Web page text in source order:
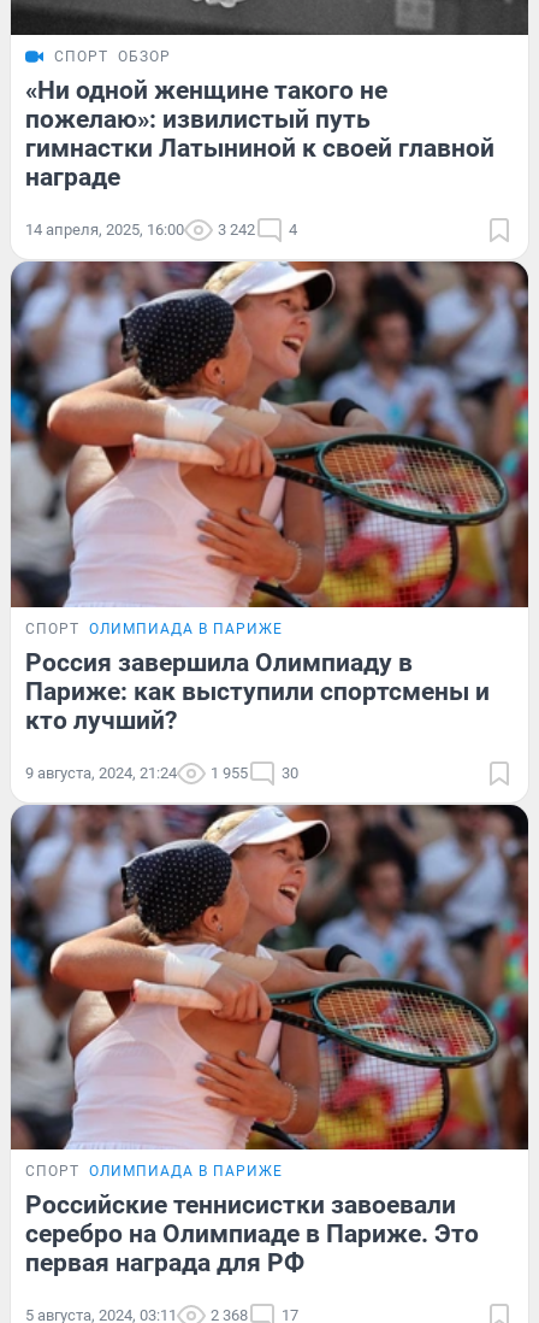
СПОРТ ОБЗОР
«Ни одной женщине такого не
пожелаю»: извилистый путь
гимнастки Латыниной к своей главной
награде
14 апреля, 2025, 16:00 3 242 4
СПОРТ ОЛИМПИАДА В ПАРИЖЕ
Россия завершила Олимпиаду в
Париже: как выступили спортсмены и
кто лучший?
9 августа, 2024, 21:24 1 955 30
СПОРТ ОЛИМПИАДА В ПАРИЖЕ
Российские теннисистки завоевали
серебро на Олимпиаде в Париже. Это
первая награда для РФ
5 августа, 2024, 03:11 2 368 17